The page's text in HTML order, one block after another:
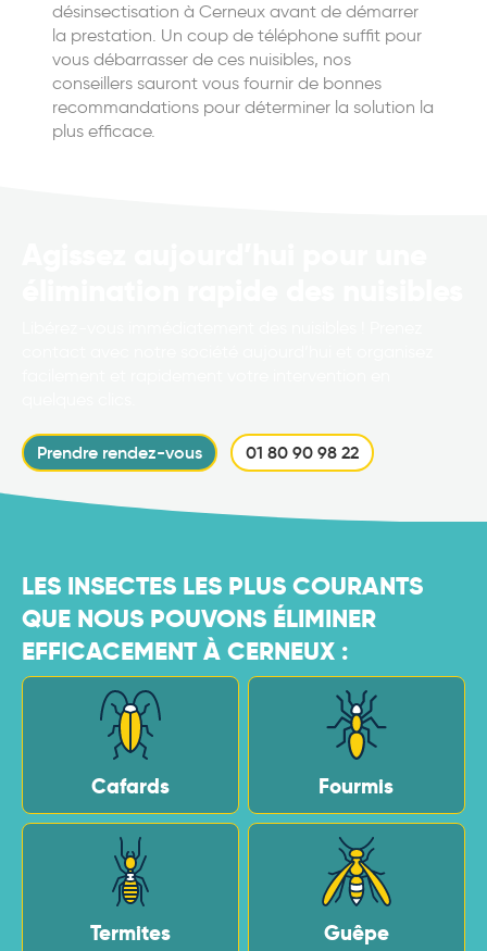
désinsectisation à Cerneux avant de démarrer
la prestation. Un coup de téléphone suffit pour
vous débarrasser de ces nuisibles, nos
conseillers sauront vous fournir de bonnes
recommandations pour déterminer la solution la
plus efficace.
Prendre rendez-vous 01 80 90 98 22
LES INSECTES LES PLUS COURANTS
QUE NOUS POUVONS ÉLIMINER
EFFICACEMENT À CERNEUX :
Cafards Fourmis
Termites Guêpe